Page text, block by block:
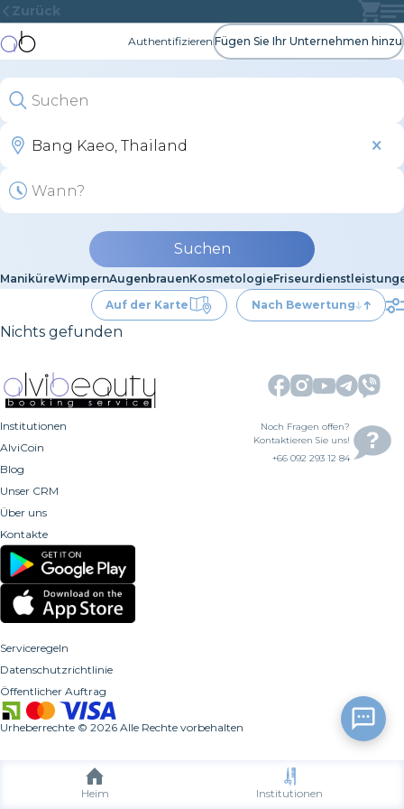
Heim Institutionen
Zurück
Authentifizieren Fügen Sie Ihr Unternehmen hinzu
Suchen
ManiküreWimpernAugenbrauenKosmetologie
Auf der Karte
Nach Bewertung
Nichts gefunden
Institutionen
AlviCoin
Blog
Unser CRM
Über uns
Kontakte
Noch Fragen offen?
Kontaktieren Sie uns!
+66 092 293 12 84
Serviceregeln
Datenschutzrichtlinie
Öffentlicher Auftrag
Urheberrechte © 2026 Alle Rechte vorbehalten